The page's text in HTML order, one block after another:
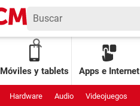
Móviles y tablets Apps e Internet
Hardware Audio Videojuegos